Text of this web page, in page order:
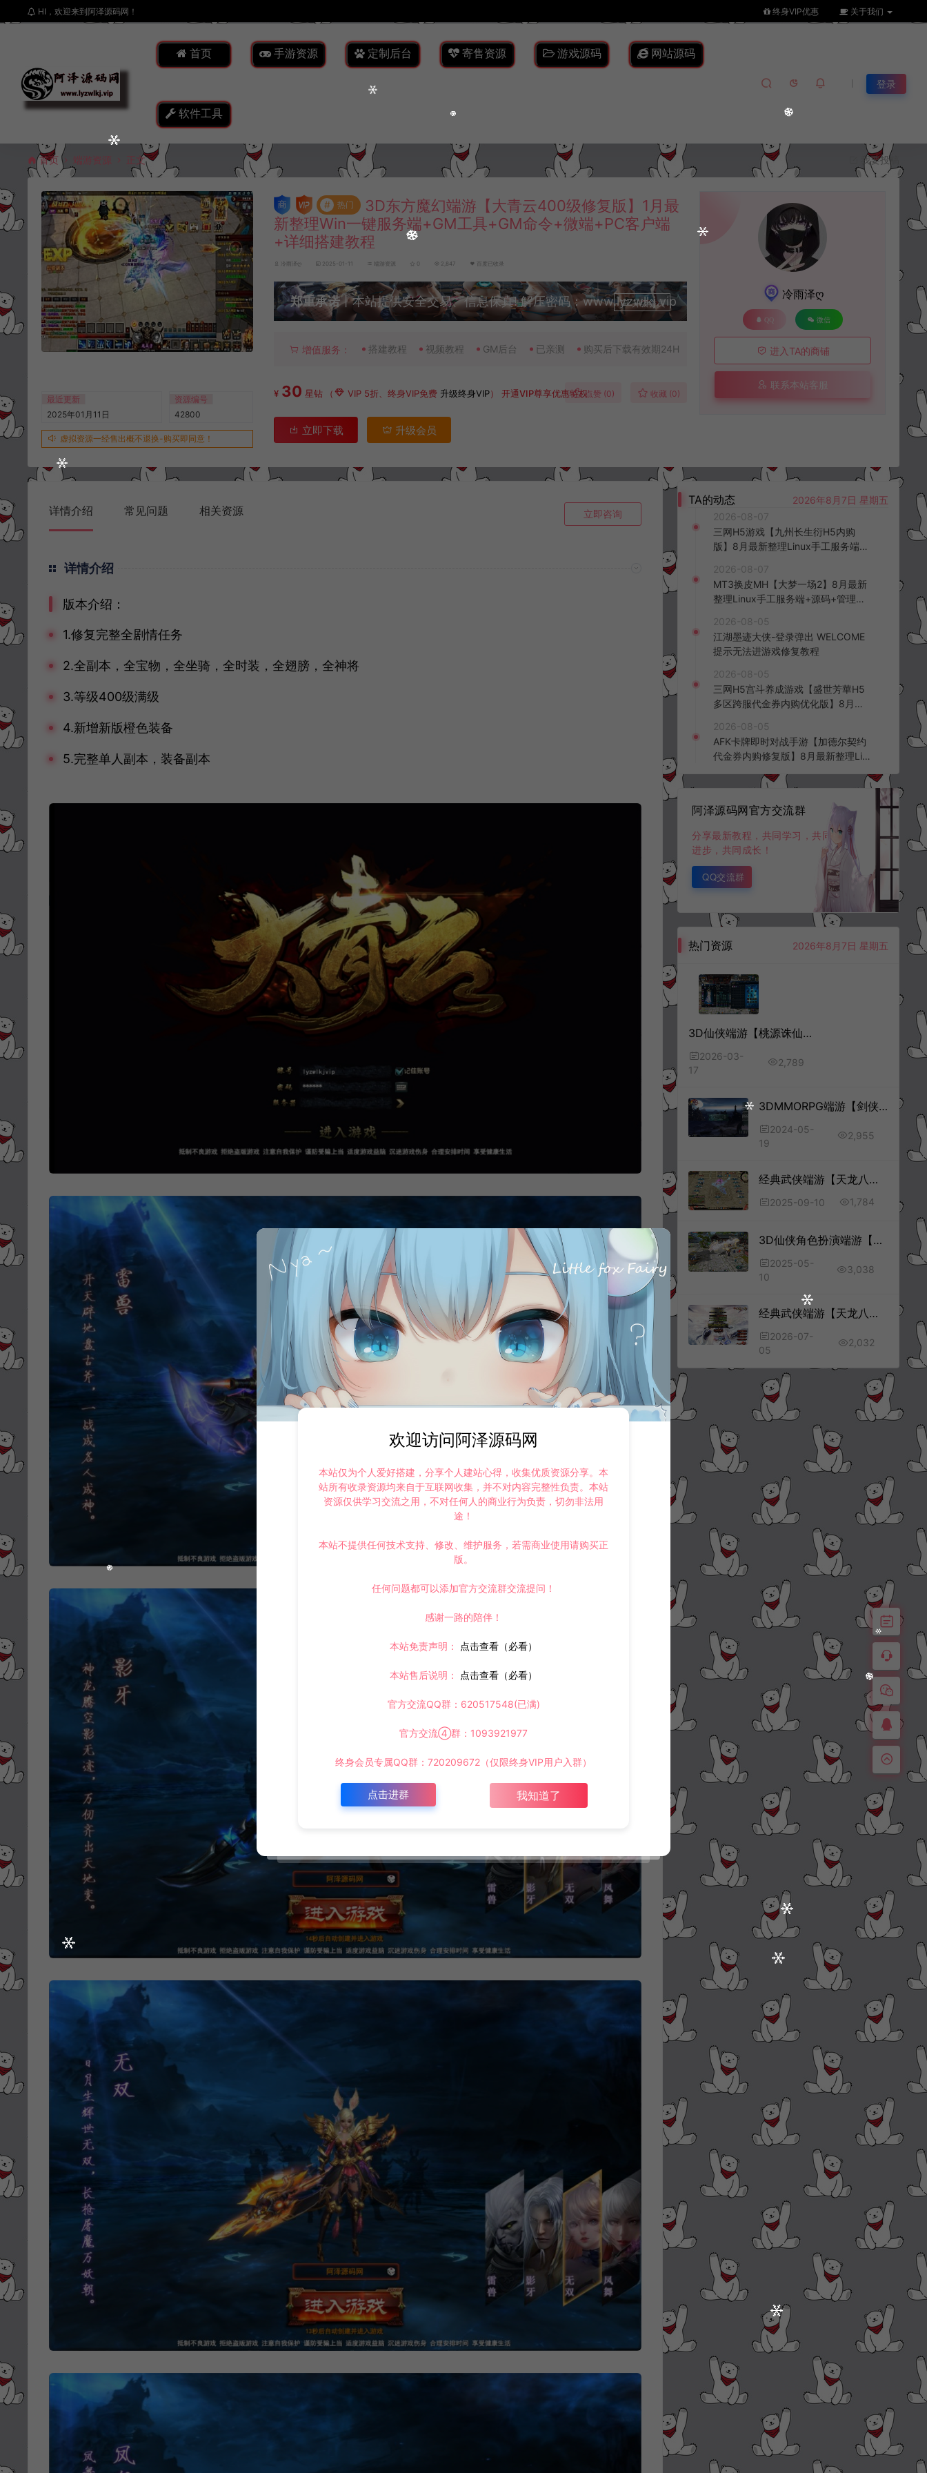
HI，欢迎来到阿泽源码网！ 终身VIP优惠 关于我们
首页 手游资源 定制后台 寄售资源 游戏源码 网站源码
软件工具
登录
首页 端游资源 正文 我要投稿
最近更新
2025年01月11日
资源编号
42800
虚拟资源一经售出概不退换-购买即同意！
# 热门
3D东方魔幻端游【大青云400级修复版】1月最
新整理Win一键服务端+GM工具+GM命令+微端+PC客户端
+详细搭建教程
冷雨泽ღ 2025-01-11 端游资源 0 2,847 百度已收录
郑重承诺丨本站提供安全交易、信息保真! 解压密码：www.lyzwlkj.vip
升级会员
增值服务： 搭建教程 视频教程 GM后台 已亲测 购买后下载有效期24H
¥ 30 星钻 （ VIP 5折、终身VIP免费 升级终身VIP）开通VIP尊享优惠特权点赞 (0) 收藏 (0)
立即下载 升级会员
冷雨泽ღ
QQ 微信
进入TA的商铺
联系本站客服
详情介绍 常见问题 相关资源 立即咨询
详情介绍
版本介绍：
1.修复完整全剧情任务
2.全副本，全宝物，全坐骑，全时装，全翅膀，全神将
3.等级400级满级
4.新增新版橙色装备
5.完整单人副本，装备副本
TA的动态
2026年8月7日 星期五
2026-08-07
三网H5游戏【九州长生衍H5内购
版】8月最新整理Linux手工服务端
客户端+详细搭建教程+视频教程
2026-08-07
MT3换皮MH【大梦一场2】8月最新
整理Linux手工服务端+源码+管理后
频教程
2026-08-05
江湖墨迹大侠-登录弹出 WELCOME
提示无法进游戏修复教程
2026-08-05
三网H5宫斗养成游戏【盛世芳華H5
多区跨服代金券内购优化版】8月最
台+全资源安卓+详细搭建教程+视频
教程
2026-08-05
AFK卡牌即时对战手游【加德尔契约
代金券内购修复版】8月最新整理Lin
K授权后台+安卓苹果双端+详细搭建
阿泽源码网官方交流群
分享最新教程，共同学习，共同
进步，共同成长！
QQ交流群
热门资源 2026年8月7日 星期五
3D仙侠端游【桃源诛仙3心法技改18职业第二版】3月最新整理Linux手工服务端+版本文档+网页注册+GM命令+GM工具+PC客户端+详细搭建教程
2026-03-
17
2,789
3DMMORPG端游【剑侠情缘网络版叁80大轻功完整版】5月最新整理Linux手工服务端+GM工具+PC客户端+详细搭建教程
2024-05-
19
2,955
经典武侠端游【天龙八部之英武·烁今】9月最新整理Linux手工服务端+GM工具+PC客户端+详细搭建教程
2025-09-10 1,784
3D仙侠角色扮演端游【诛仙3新河阳白万龙18职业仿官版】5月最新整理Linux手工服务端+网页注册+GM命令+GM工具+详细搭建教程
2025-05-
10
3,038
经典武侠端游【天龙八部之神王轮回】7月最新整理Linux手工服务端+GM工具+PC客户端+详细搭建教程
2026-07-
05
2,032
欢迎访问阿泽源码网
本站仅为个人爱好搭建，分享个人建站心得，收集优质资源分享。本
站所有收录资源均来自于互联网收集，并不对内容完整性负责。本站
资源仅供学习交流之用，不对任何人的商业行为负责，切勿非法用
途！
本站不提供任何技术支持、修改、维护服务，若需商业使用请购买正
版。
任何问题都可以添加官方交流群交流提问！
感谢一路的陪伴！
本站免责声明： 点击查看（必看）
本站售后说明： 点击查看（必看）
官方交流QQ群：620517548(已满)
官方交流④群：1093921977
终身会员专属QQ群：720209672（仅限终身VIP用户入群）
点击进群 我知道了